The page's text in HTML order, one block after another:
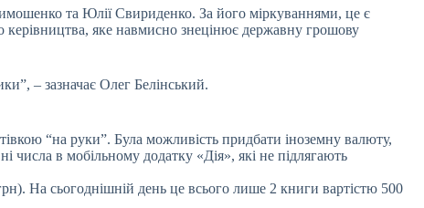
та Юлії Свириденко. За його міркуваннями, це є
керівництва, яке навмисно знецінює державну грошову
– зазначає Олег Белінський.
“на руки”. Була можливість придбати іноземну валюту,
числа в мобільному додатку «Дія», які не підлягають
На сьогоднішній день це всього лише 2 книги вартістю 500